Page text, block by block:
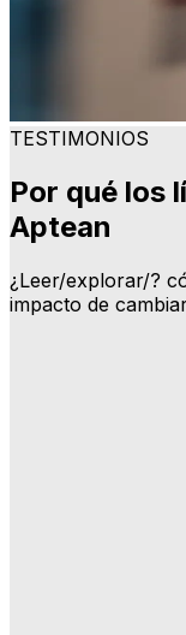
TESTIMONIOS
Por qué los
Aptean
¿Leer/explorar/?
impacto de